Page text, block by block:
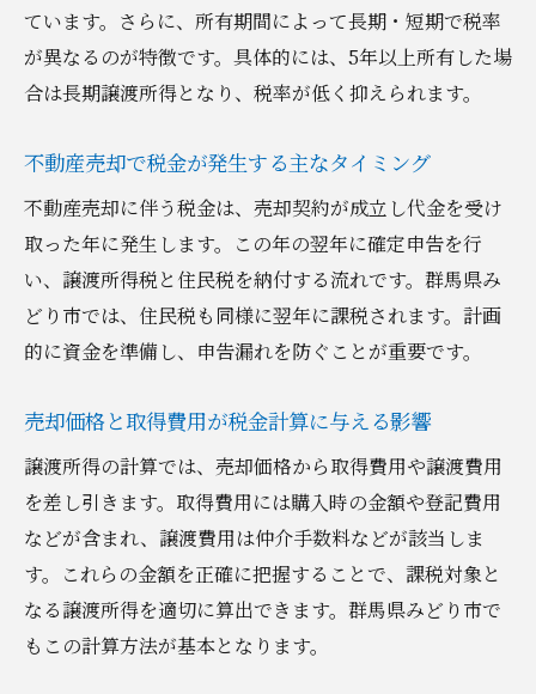
金対策
節税を目指すなら知っておきたい特例と控除の
活用法
控除の種類と適用条件を具体的に解説
3000万円特別控除の活用方法と注意点
不動産売却時の節税戦略を立てるポイント
みどり市の不動産売却で役立つ控除パター
ン
所有期間ごとに異なる税率の違いを徹底解説
不動産売却の短期譲渡と長期譲渡の税率比
較
所有期間による税金の負担額の違いを知ろ
う
売却タイミングが税率に与える影響と選び
方
ています。さらに、所有期間によって長期・短期で税率
が異なるのが特徴です。具体的には、5年以上所有した場
合は長期譲渡所得となり、税率が低く抑えられます。
不動産売却で税金が発生する主なタイミング
不動産売却に伴う税金は、売却契約が成立し代金を受け
取った年に発生します。この年の翌年に確定申告を行
い、譲渡所得税と住民税を納付する流れです。群馬県み
どり市では、住民税も同様に翌年に課税されます。計画
的に資金を準備し、申告漏れを防ぐことが重要です。
売却価格と取得費用が税金計算に与える影響
譲渡所得の計算では、売却価格から取得費用や譲渡費用
を差し引きます。取得費用には購入時の金額や登記費用
などが含まれ、譲渡費用は仲介手数料などが該当しま
す。これらの金額を正確に把握することで、課税対象と
なる譲渡所得を適切に算出できます。群馬県みどり市で
もこの計算方法が基本となります。